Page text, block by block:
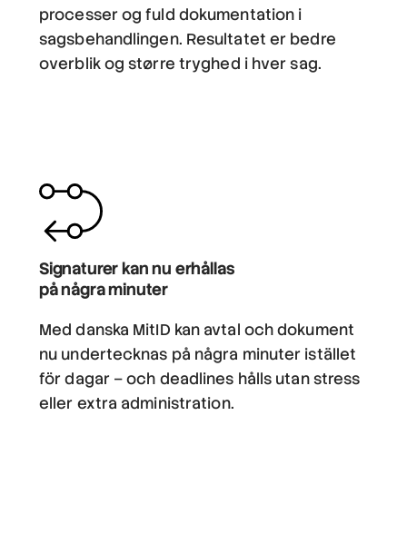
processer og fuld dokumentation i
sagsbehandlingen. Resultatet er bedre
overblik og større tryghed i hver sag.
Signaturer kan nu erhållas
på några minuter
Med danska MitID kan avtal och dokument
nu undertecknas på några minuter istället
för dagar – och deadlines hålls utan stress
eller extra administration.